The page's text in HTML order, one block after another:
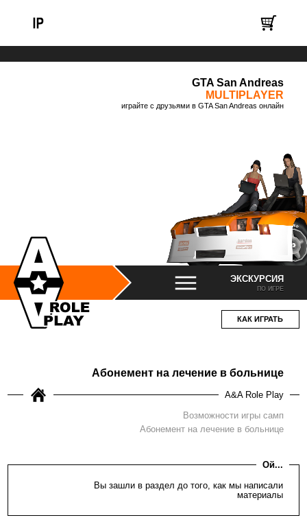
GTA San Andreas
MULTIPLAYER
играйте с друзьями в GTA San Andreas онлайн
ЭКСКУРСИЯ
ПО ИГРЕ
КАК ИГРАТЬ
Абонемент на лечение в больнице
A&A Role Play
Возможности игры самп
Абонемент на лечение в больнице
Ой...
Вы зашли в раздел до того, как мы написали
материалы